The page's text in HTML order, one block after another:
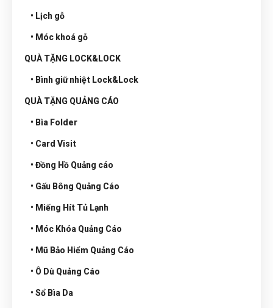
• Lịch gỗ
• Móc khoá gỗ
QUÀ TẶNG LOCK&LOCK
• Bình giữ nhiệt Lock&Lock
QUÀ TẶNG QUẢNG CÁO
• Bìa Folder
• Card Visit
• Đồng Hồ Quảng cáo
• Gấu Bông Quảng Cáo
• Miếng Hít Tủ Lạnh
• Móc Khóa Quảng Cáo
• Mũ Bảo Hiểm Quảng Cáo
• Ô Dù Quảng Cáo
• Sổ Bìa Da